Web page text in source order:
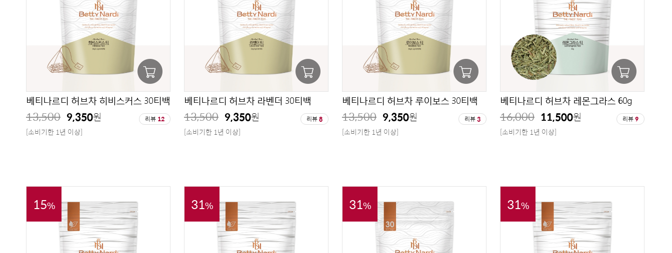
베티나르디 허브차 히비스커스 30티백
13,500 9,350원 리뷰 12
[소비기한 1년 이상]
베티나르디 허브차 라벤더 30티백
13,500 9,350원 리뷰8
[소비기한 1년 이상]
베티나르디 허브차 루이보스 30티백
13,500 9,350원 리뷰3
[소비기한 1년 이상]
베티나르디 허브차 레몬그라스 60g
16,000 11,500원 리뷰9
[소비기한 1년 이상]
15% 31% 31% 31%